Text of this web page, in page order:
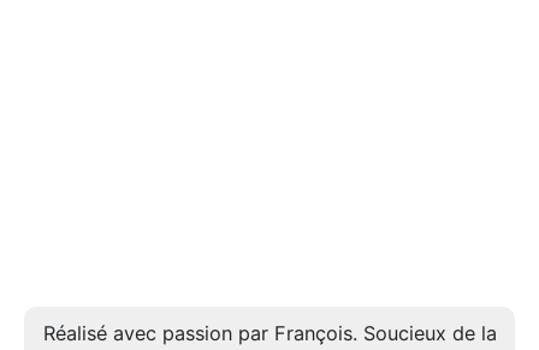
Réalisé avec passion par François. Soucieux de la